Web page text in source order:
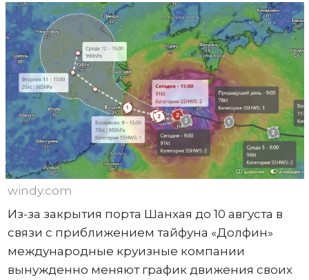
windy.com
Из-за закрытия порта Шанхая до 10 августа в
связи с приближением тайфуна «Долфин»
международные круизные компании
вынужденно меняют график движения своих